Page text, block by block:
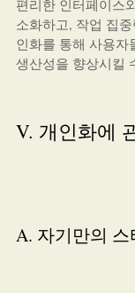
편리한 인터페이스
소화하고, 작업 집
인화를 통해 사용자
생산성을 향상시킬
V. 개인화에
A. 자기만의